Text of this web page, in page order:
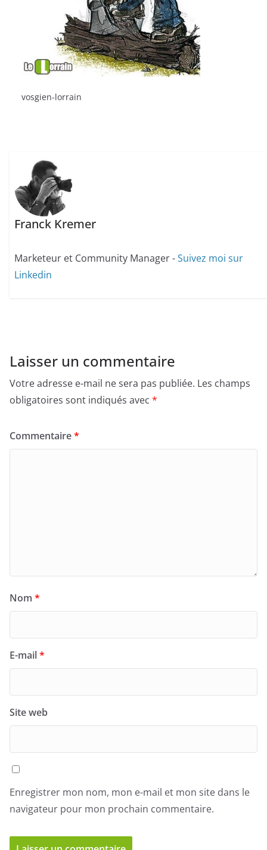
vosgien-lorrain
Franck Kremer
Marketeur et Community Manager -Suivez moi sur
Linkedin
Laisser un commentaire
Votre adresse e-mail ne sera pas publiée. Les champs
obligatoires sont indiqués avec *
Commentaire*
Nom *
E-mail*
Site web
Enregistrer mon nom, mon e-mail et mon site dans le
navigateur pour mon prochain commentaire.